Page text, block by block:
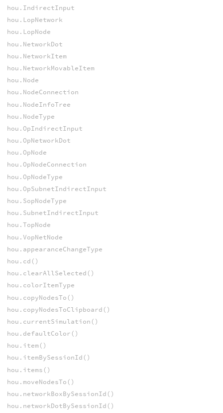
hou.IndirectInput
hou.LopNetwork
hou.LopNode
hou.NetworkDot
hou.NetworkItem
hou.NetworkMovableItem
hou.Node
hou.NodeConnection
hou.NodeInfoTree
hou.NodeType
hou.OpIndirectInput
hou.OpNetworkDot
hou.OpNode
hou.OpNodeConnection
hou.OpNodeType
hou.OpSubnetIndirectInput
hou.SopNodeType
hou.SubnetIndirectInput
hou.TopNode
hou.VopNetNode
hou.appearanceChangeType
hou.cd()
hou.clearAllSelected()
hou.colorItemType
hou.copyNodesTo()
hou.copyNodesToClipboard()
hou.currentSimulation()
hou.defaultColor()
hou.item()
hou.itemBySessionId()
hou.items()
hou.moveNodesTo()
hou.networkBoxBySessionId()
hou.networkDotBySessionId()